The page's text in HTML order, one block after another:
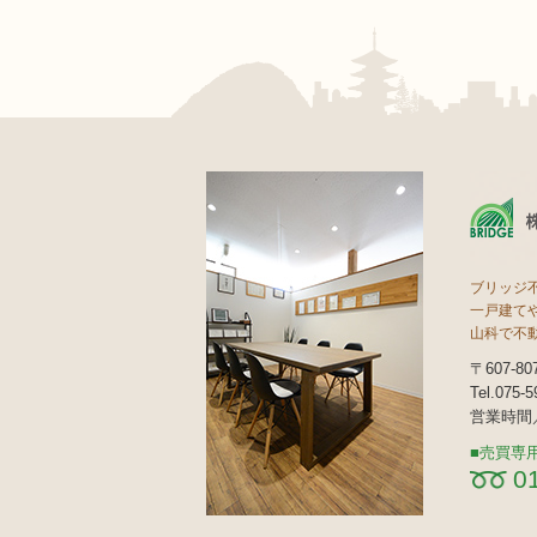
ブリッジ
一戸建て
山科で不
〒607-
Tel.075-
営業時間
売買専